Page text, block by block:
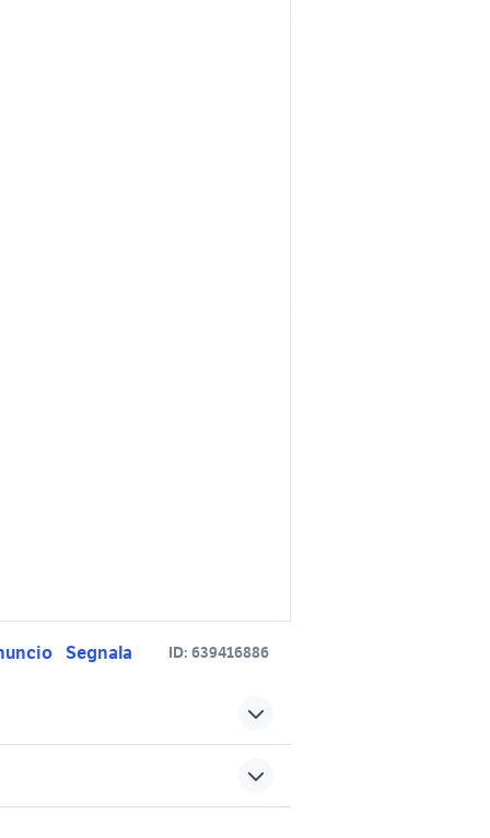
Segnala ID: 639416886